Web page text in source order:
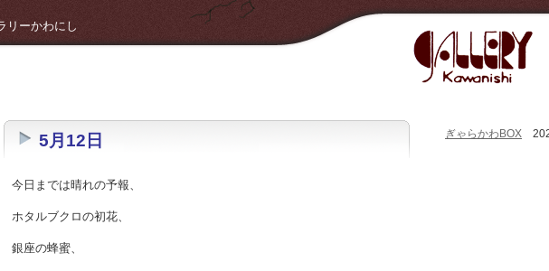
ーかわにし
ぎゃらかわBOX
5月12日
今日までは晴れの予報、
ホタルブクロの初花、
銀座の蜂蜜、